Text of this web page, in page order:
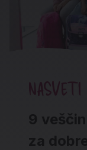
NASVETI
9
za